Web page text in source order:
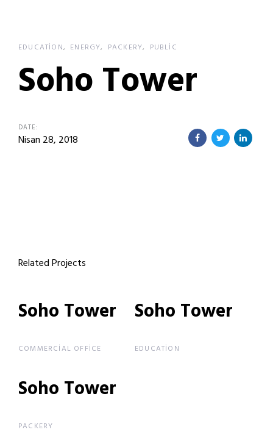
primaryEDUCATION ENERGY PACKERY PUBLIC
Soho Tower
DATE:
Nisan 28, 2018
Related Projects
Soho Tower
Soho Tower
COMMERCIAL OFFICE
Soho Tower
Soho Tower
EDUCATION
Soho Tower
Soho Tower
PACKERY